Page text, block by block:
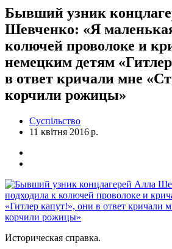
Бывший узник
Шевченко: «Я
колючей проволоке и
немецким детям
в ответ кричали мне
корчили рожицы»
Суспільство
11 квітня 2016 р.
Историческая справка.